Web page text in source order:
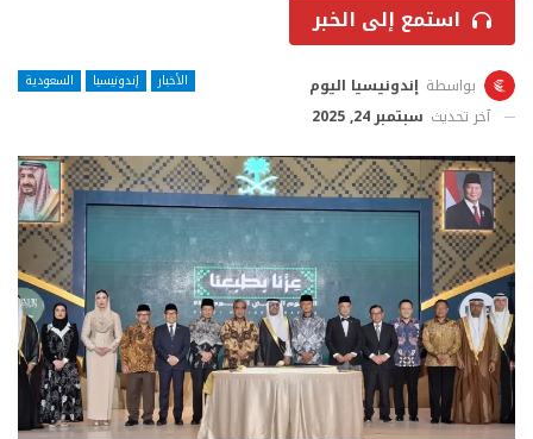
استمع إلى الخبر
الأخبار إندونيسيا السعودية بواسطة إندونيسيا اليوم
آخر تحديث سبتمبر 24, 2025